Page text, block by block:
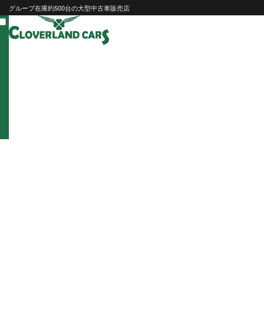
Skip
to
content
グループ在庫約500台の大型中古車販売店